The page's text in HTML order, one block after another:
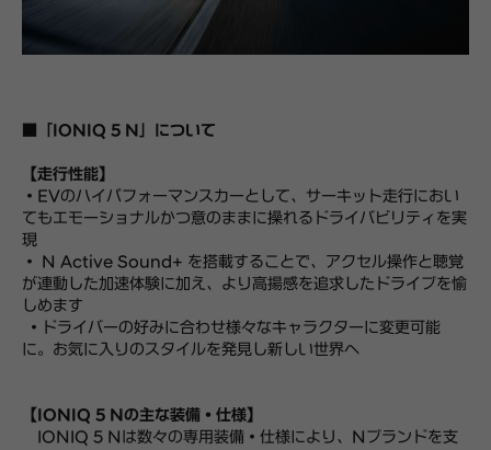
■「IONIQ 5 N」について
【走行性能】
・EVのハイパフォーマンスカーとして、サーキット走行におい
てもエモーショナルかつ意のままに操れるドライバビリティを実
現
・ N Active Sound+ を搭載することで、アクセル操作と聴覚
が連動した加速体験に加え、より高揚感を追求したドライブを愉
しめます
・ドライバーの好みに合わせ様々なキャラクターに変更可能
に。お気に入りのスタイルを発見し新しい世界へ
【IONIQ 5 Nの主な装備・仕様】
IONIQ 5 Nは数々の専用装備・仕様により、Nブランドを支